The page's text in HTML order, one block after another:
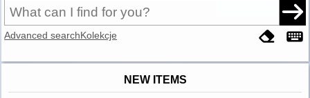
Advanced searchKolekcje
NEW ITEMS